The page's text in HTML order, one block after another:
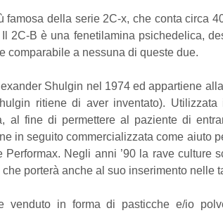
famosa della serie 2C-x, che conta circa
2C-B è una fenetilamina psichedelica,
comparabile a nessuna di queste due.
Shulgin nel 1974 ed appartiene
ritiene di aver inventato). Utilizzata
al fine di permettere al paziente di
in seguito commercializzata come aiuto
Negli anni ’90 la rave culture
porterà anche al suo inserimento nelle
venduto in forma di pasticche e/io